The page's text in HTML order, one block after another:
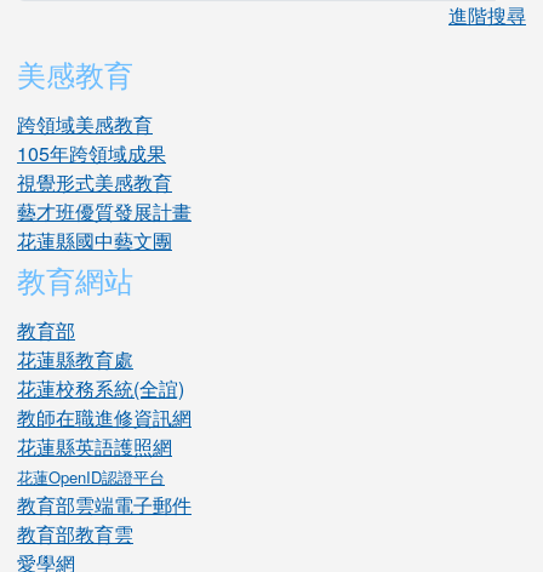
進階搜尋
美感教育
跨領域美感教育
105年跨領域成果
視覺形式美感教育
藝才班優質發展計畫
花蓮縣國中藝文團
教育網站
教育部
花蓮縣教育處
花蓮校務系統(全誼)
教師在職進修資訊網
花蓮縣英語護照網
花蓮OpenID認證平台
教育部雲端電子郵件
教育部教育雲
愛學網